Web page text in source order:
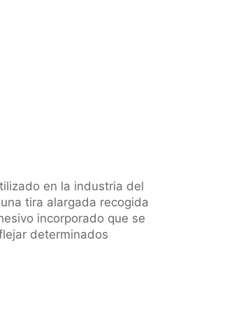
en la industria del
tira alargada recogida
incorporado que se
determinados